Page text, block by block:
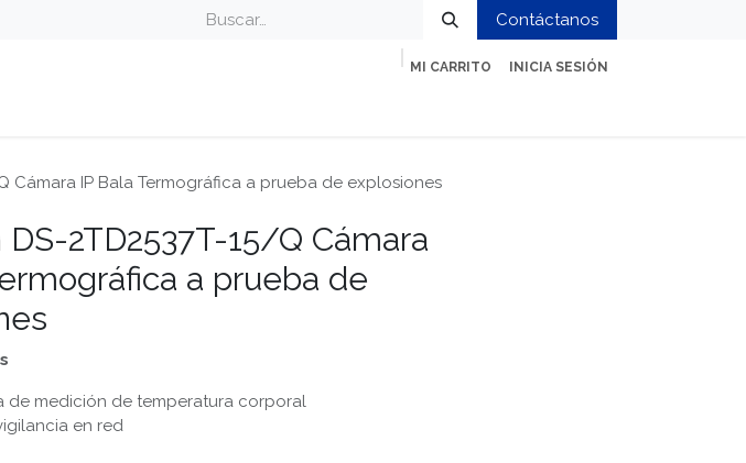
Contáctanos
MI CARRITO INICIA SESIÓN
Cámara IP Bala Termográfica a prueba de explosiones
DS-2TD2537T-15/Q Cámara
a prueba de
de medición de temperatura corporal
en red